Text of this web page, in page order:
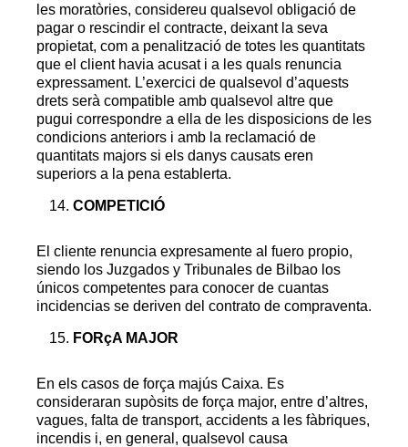
les moratòries, considereu qualsevol obligació de
pagar o rescindir el contracte, deixant la seva
propietat, com a penalització de totes les quantitats
que el client havia acusat i a les quals renuncia
expressament. L’exercici de qualsevol d’aquests
drets serà compatible amb qualsevol altre que
pugui correspondre a ella de les disposicions de les
condicions anteriors i amb la reclamació de
quantitats majors si els danys causats eren
superiors a la pena establerta.
COMPETICIÓ
El cliente renuncia expresamente al fuero propio,
siendo los Juzgados y Tribunales de Bilbao los
únicos competentes para conocer de cuantas
incidencias se deriven del contrato de compraventa.
FORçA MAJOR
En els casos de força majús Caixa. Es
consideraran supòsits de força major, entre d’altres,
vagues, falta de transport, accidents a les fàbriques,
incendis i, en general, qualsevol causa